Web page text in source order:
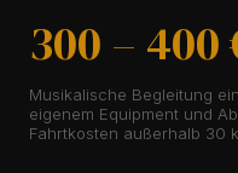
300 – 400
Musikalische Begleitung
eigenem Equipment und
Fahrtkosten außerhalb 30